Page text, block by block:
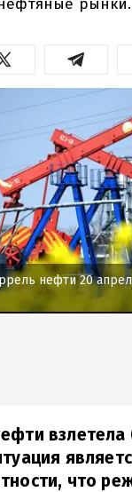
нефти 20
что